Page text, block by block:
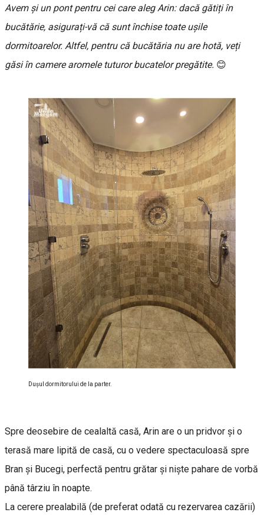
Avem și un pont pentru cei care aleg Arin: dacă gătiți în
bucătărie, asigurați-vă că sunt închise toate ușile
dormitoarelor. Altfel, pentru că bucătăria nu are hotă, veți
găsi în camere aromele tuturor bucatelor pregătite. 😊
Dușul dormitorului de la parter.
Spre deosebire de cealaltă casă, Arin are o un pridvor și o
terasă mare lipită de casă, cu o vedere spectaculoasă spre
Bran și Bucegi, perfectă pentru grătar și niște pahare de vorbă
până târziu în noapte.
La cerere prealabilă (de preferat odată cu rezervarea cazării)